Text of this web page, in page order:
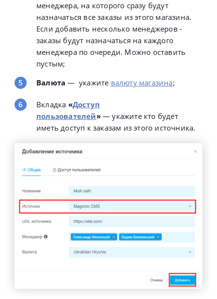
менеджера, на которого сразу будут
назначаться все заказы из этого магазина.
Если добавить несколько менеджеров -
заказы будут назначаться на каждого
менеджера по очереди. Можно оставить
пустым;
Валюта —укажите валюту магазина;
Вкладка «Доступ
пользователей» — укажите кто будет
иметь доступ к заказам из этого источника.